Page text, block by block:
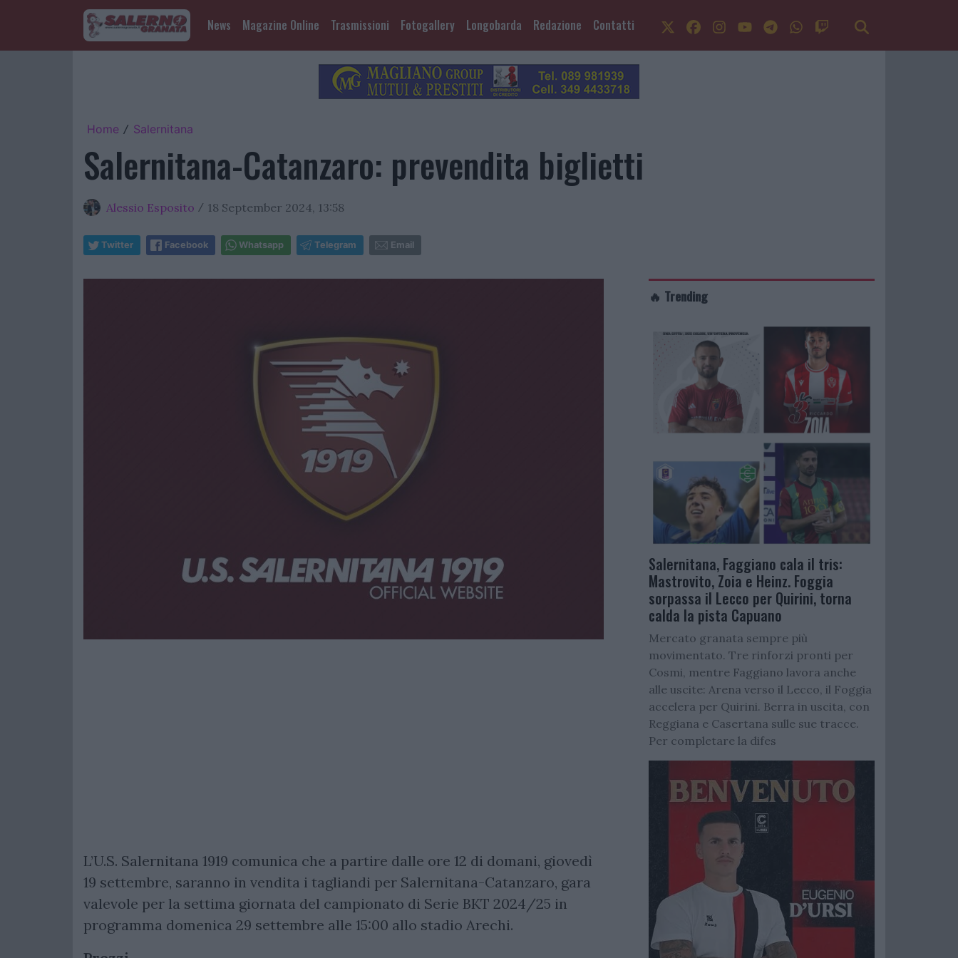
News Magazine Online Trasmissioni Fotogallery Longobarda Redazione Contatti
Home / Salernitana
Salernitana-Catanzaro: prevendita biglietti
Alessio Esposito / 18 September 2024, 13:58
Twitter Facebook Whatsapp Telegram Email
L’U.S. Salernitana 1919 comunica che a partire dalle ore 12 di domani, giovedì
19 settembre, saranno in vendita i tagliandi per Salernitana-Catanzaro, gara
valevole per la settima giornata del campionato di Serie BKT 2024/25 in
programma domenica 29 settembre alle 15:00 allo stadio Arechi.
🔥 Trending
Salernitana, Faggiano cala il tris:
Mastrovito, Zoia e Heinz. Foggia
sorpassa il Lecco per Quirini, torna
calda la pista Capuano
Mercato granata sempre più
movimentato. Tre rinforzi pronti per
Cosmi, mentre Faggiano lavora anche
alle uscite: Arena verso il Lecco, il Foggia
accelera per Quirini. Berra in uscita, con
Reggiana e Casertana sulle sue tracce.
Per completare la difes